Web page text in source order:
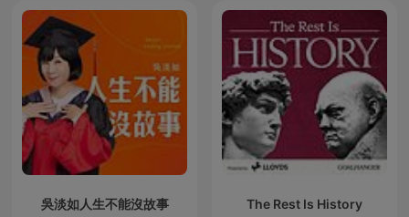
吳淡如人生不能沒故事 The Rest Is History